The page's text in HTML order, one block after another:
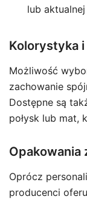
lub
Kolorystyka
Możliwość
zachowanie
Dostępne są
połysk lub mat,
Opakowania
Oprócz
producenci